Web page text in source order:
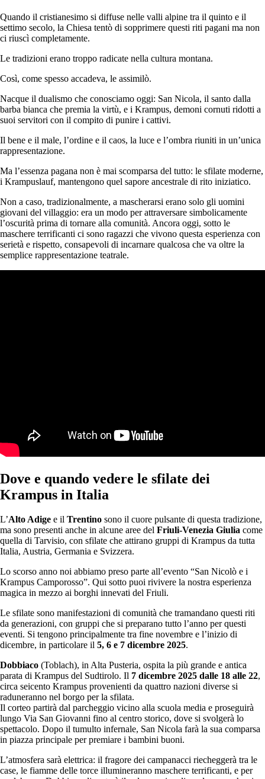
Quando il cristianesimo si diffuse nelle valli alpine tra il quinto e il
settimo secolo, la Chiesa tentò di sopprimere questi riti pagani ma non
ci riuscì completamente.
Le tradizioni erano troppo radicate nella cultura montana.
Così, come spesso accadeva, le assimilò.
Nacque il dualismo che conosciamo oggi: San Nicola, il santo dalla
barba bianca che premia la virtù, e i Krampus, demoni cornuti ridotti a
suoi servitori con il compito di punire i cattivi.
Il bene e il male, l’ordine e il caos, la luce e l’ombra riuniti in un’unica
rappresentazione.
Ma l’essenza pagana non è mai scomparsa del tutto: le sfilate moderne,
i Krampuslauf, mantengono quel sapore ancestrale di rito iniziatico.
Non a caso, tradizionalmente, a mascherarsi erano solo gli uomini
giovani del villaggio: era un modo per attraversare simbolicamente
l’oscurità prima di tornare alla comunità. Ancora oggi, sotto le
maschere terrificanti ci sono ragazzi che vivono questa esperienza con
serietà e rispetto, consapevoli di incarnare qualcosa che va oltre la
semplice rappresentazione teatrale.
Dove e quando vedere le sfilate dei
Krampus in Italia
L’Alto Adige e il Trentino sono il cuore pulsante di questa tradizione,
ma sono presenti anche in alcune aree del Friuli-Venezia Giulia come
quella di Tarvisio, con sfilate che attirano gruppi di Krampus da tutta
Italia, Austria, Germania e Svizzera.
Lo scorso anno noi abbiamo preso parte all’evento “San Nicolò e i
Krampus Camporosso”. Qui sotto puoi rivivere la nostra esperienza
magica in mezzo ai borghi innevati del Friuli.
Le sfilate sono manifestazioni di comunità che tramandano questi riti
da generazioni, con gruppi che si preparano tutto l’anno per questi
eventi. Si tengono principalmente tra fine novembre e l’inizio di
dicembre, in particolare il 5, 6 e 7 dicembre 2025.
Dobbiaco (Toblach), in Alta Pusteria, ospita la più grande e antica
parata di Krampus del Sudtirolo. Il 7 dicembre 2025 dalle 18 alle 22,
circa seicento Krampus provenienti da quattro nazioni diverse si
raduneranno nel borgo per la sfilata.
Il corteo partirà dal parcheggio vicino alla scuola media e proseguirà
lungo Via San Giovanni fino al centro storico, dove si svolgerà lo
spettacolo. Dopo il tumulto infernale, San Nicola farà la sua comparsa
in piazza principale per premiare i bambini buoni.
L’atmosfera sarà elettrica: il fragore dei campanacci riecheggerà tra le
case, le fiamme delle torce illumineranno maschere terrificanti, e per